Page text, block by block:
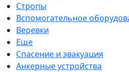
Стропы
Вспомогательное
Веревки
Еще
Спасение и эвакуация
Анкерные устройства